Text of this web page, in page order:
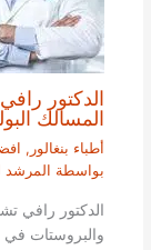
الدكتور
المسالك
أطباء بنغالور ,
بواسطة المرشد
الدكتور رافي